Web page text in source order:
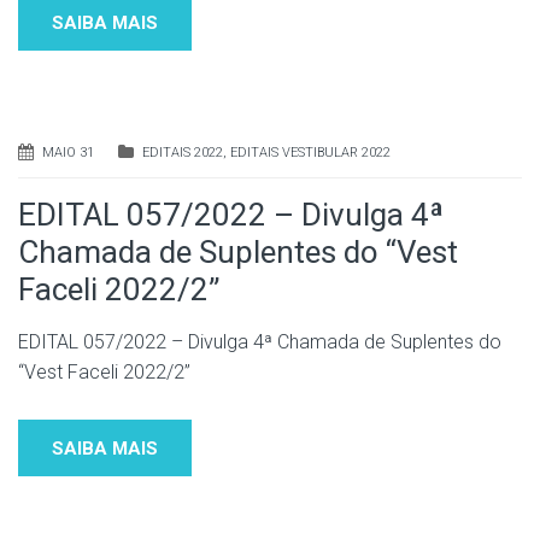
SAIBA MAIS
MAIO 31 EDITAIS 2022, EDITAIS VESTIBULAR 2022
EDITAL 057/2022 – Divulga 4ª
Chamada de Suplentes do “Vest
Faceli 2022/2”
EDITAL 057/2022 – Divulga 4ª Chamada de Suplentes do
“Vest Faceli 2022/2”
SAIBA MAIS